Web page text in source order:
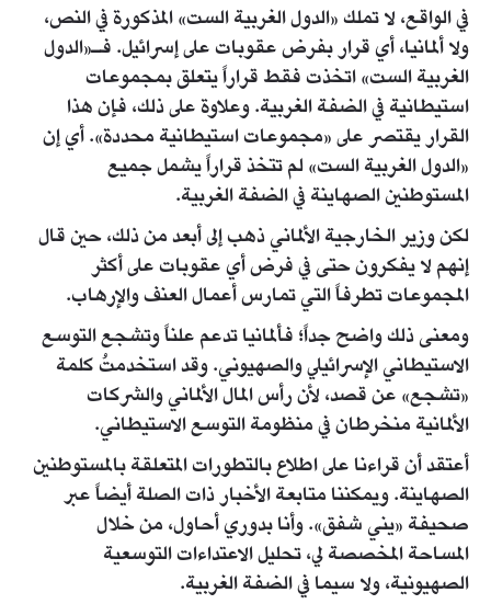
في الواقع، لا تملك «الدول الغربية الست» المذكورة في النص،
ولا ألمانيا، أي قرار بفرض عقوبات على إسرائيل. فـ«الدول
الغربية الست» اتخذت فقط قراراً يتعلق بمجموعات
استيطانية في الضفة الغربية. وعلاوة على ذلك، فإن هذا
القرار يقتصر على «مجموعات استيطانية محددة». أي إن
«الدول الغربية الست» لم تتخذ قراراً يشمل جميع
المستوطنين الصهاينة في الضفة الغربية.
لكن وزير الخارجية الألماني ذهب إلى أبعد من ذلك، حين قال
إنهم لا يفكرون حتى في فرض أي عقوبات على أكثر
المجموعات تطرفاً التي تمارس أعمال العنف والإرهاب.
ومعنى ذلك واضح جداً؛ فألمانيا تدعم علناً وتشجع التوسع
الاستيطاني الإسرائيلي والصهيوني. وقد استخدمتُ كلمة
«تشجع» عن قصد، لأن رأس المال الألماني والشركات
الألمانية منخرطان في منظومة التوسع الاستيطاني.
أعتقد أن قراءنا على اطلاع بالتطورات المتعلقة بالمستوطنين
الصهاينة. ويمكننا متابعة الأخبار ذات الصلة أيضاً عبر
صحيفة «يني شفق». وأنا بدوري أحاول، من خلال
المساحة المخصصة لي، تحليل الاعتداءات التوسعية
الصهيونية، ولا سيما في الضفة الغربية.